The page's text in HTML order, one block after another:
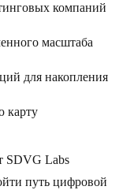
компаний
масштаба
для накопления
карту
SDVG Labs
путь цифровой